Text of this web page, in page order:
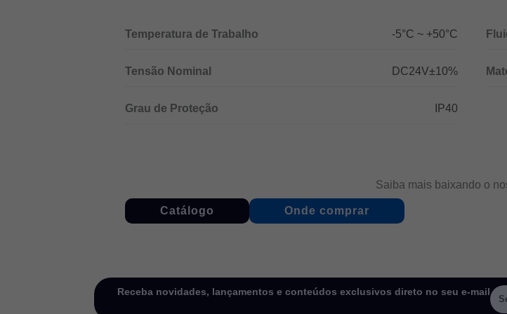
Temperatura de Trabalho -5°C ~ +50°C
Tensão Nominal DC24V±10%
Grau de Proteção IP40
Saiba mais baixando o
Catálogo Onde comprar
Receba novidades, lançamentos e conteúdos exclusivos direto no seu e-mail